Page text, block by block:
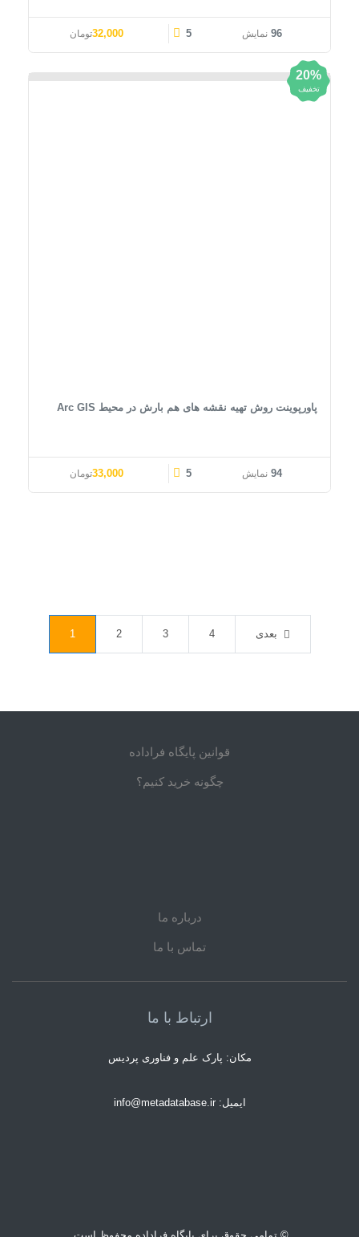
96 نمایش 5
32,000تومان
20%
تخفیف
پاورپوینت روش تهیه نقشه های هم بارش در محیط Arc GIS
94 نمایش 5 قیمت اصلی: 41,000تومان بود.
33,000تومانقیمت فعلی: 33,000تومان.
1 2 3 4 بعدی
قوانین پایگاه فراداده
چگونه خرید کنیم؟
درباره ما
تماس با ما
ارتباط با ما
مکان: پارک علم و فناوری پردیس
ایمیل: info@metadatabase.ir